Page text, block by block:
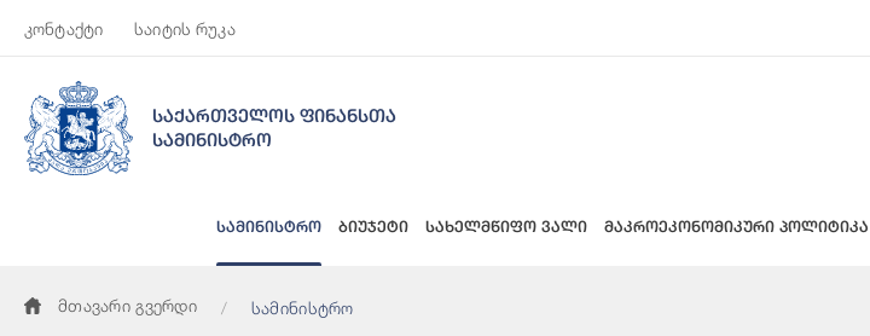
კონტაქტი საიტის რუკა
საქართველოს ფინანსთა
სამინისტრო
სამინისტრო ბიუჯეტი სახელმწიფო ვალი მაკროეკონომიკური პოლიტიკა
მთავარი გვერდი სამინისტრო